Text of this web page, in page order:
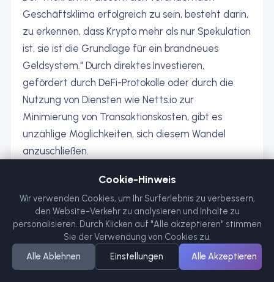
Geschäftsklima erfolgreich zu sein, besteht darin,
zu erkennen, dass Krypto mehr als nur Spekulation
ist, sie ist die Grundlage für ein brandneues
Geldsystem." Durch direktes Investieren,
gefördert durch DeFi-Protokolle oder durch die
Nutzung von Diensten wie Netts.io zur
Minimierung von Transaktionskosten, gibt es
unzählige Möglichkeiten, sich diesem Wandel
anzuschließen.
dürfte die Reise noch nicht so bald enden, aber
das Ende scheint angenehmer zu sein – ein viel
effektiveres, kostengünstiges und allumfassendes
Finanzsystem mit einer angemessenen
Ressourcenversorgung, das die verschiedenen
Bedürfnisse der Nutzer auf der ganzen Welt
Cookie-Hinweis
Wir verwenden Cookies, um Ihr Surferlebnis zu verbessern,
den Website-Verkehr zu analysieren und Inhalte zu
personalisieren. Durch Klicken auf "Alle akzeptieren" stimmen
Sie der Verwendung von Cookies zu.
Alle Ablehnen
Einstellungen Alle Akzeptieren